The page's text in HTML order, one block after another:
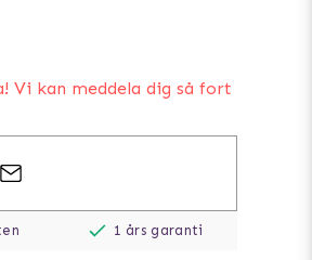
Vi kan meddela dig så fort
1 års garanti